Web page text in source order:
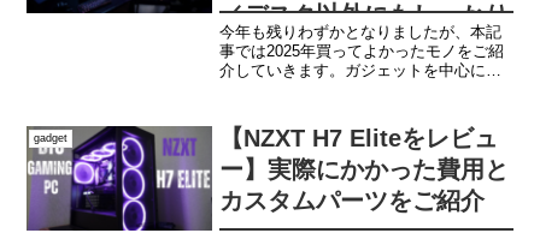
／デスク以外にもしっかり
使える様々商品まで
今年も残りわずかとなりましたが、本記
事では2025年買ってよかったモノをご紹
介していきます。ガジェットを中心にご
で、気になるものをあれば是非チェック
してみてください。I...
gadget
【NZXT H7 Eliteをレビュ
ー】実際にかかった費用と
カスタムパーツをご紹介